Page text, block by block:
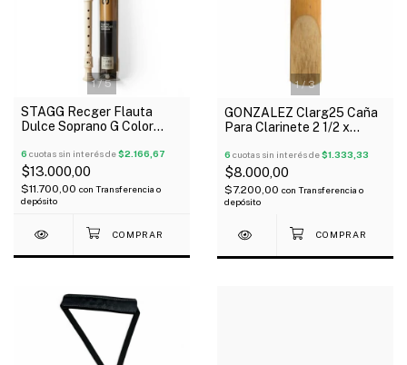
1/5
STAGG Recger Flauta
Dulce Soprano G Color
6 cuotas sin interés de$2.166,67
$13.000,00
$11.700,00 con Transferencia o
depósito
1/3
GONZALEZ Clarg25 Caña
Para Clarinete 2 1/2 x
6 cuotas sin interés de$1.333,33
$8.000,00
$7.200,00 con Transferencia o
depósito